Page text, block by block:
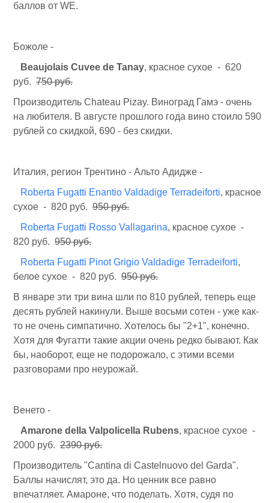
баллов от WE.
Божоле -
Beaujolais Cuvee de Tanay, красное сухое - 620
руб. 750 руб.
Производитель Chateau Pizay. Виноград Гамэ - очень
на любителя. В августе прошлого года вино стоило 590
рублей со скидкой, 690 - без скидки.
Италия, регион Трентино - Альто Адидже -
Roberta Fugatti Enantio Valdadige Terradeiforti, красное
сухое - 820 руб. 950 руб.
Roberta Fugatti Rosso Vallagarina, красное сухое -
820 руб. 950 руб.
Roberta Fugatti Pinot Grigio Valdadige Terradeiforti,
белое сухое - 820 руб. 950 руб.
В январе эти три вина шли по 810 рублей, теперь еще
десять рублей накинули. Выше восьми сотен - уже как-
то не очень симпатично. Хотелось бы "2+1", конечно.
Хотя для Фугатти такие акции очень редко бывают. Как
бы, наоборот, еще не подорожало, с этими всеми
разговорами про неурожай.
Венето -
Amarone della Valpolicella Rubens, красное сухое -
2000 руб. 2390 руб.
Производитель "Cantina di Castelnuovo del Garda".
Баллы начислят, это да. Но ценник все равно
впечатляет. Амароне, что поделать. Хотя, судя по